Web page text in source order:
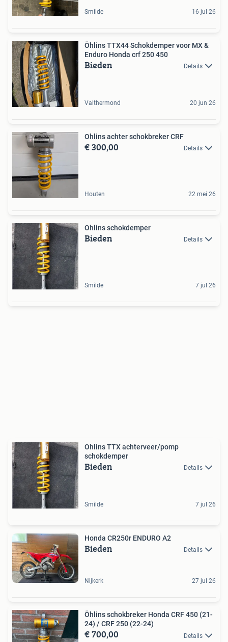
Smilde 16 jul 26
Öhlins TTX44 Schokdemper voor MX &
Enduro Honda crf 250 450
Bieden Details
Valthermond 20 jun 26
Ohlins achter schokbreker CRF
€ 300,00 Details
Houten 22 mei 26
Ohlins schokdemper
Bieden Details
Smilde 7 jul 26
Ohlins TTX achterveer/pomp
schokdemper
Bieden Details
Smilde 7 jul 26
Honda CR250r ENDURO A2
Bieden Details
Nijkerk 27 jul 26
Öhlins schokbreker Honda CRF 450 (21-
24) / CRF 250 (22-24)
€ 700,00 Details